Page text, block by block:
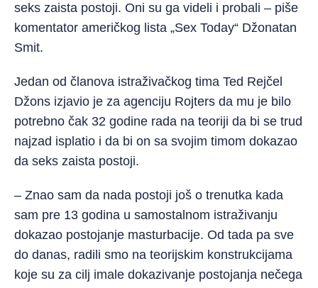
seks zaista postoji. Oni su ga videli i probali – piše
komentator američkog lista „Sex Today“ Džonatan
Smit.
Jedan od članova istraživačkog tima Ted Rejčel
Džons izjavio je za agenciju Rojters da mu je bilo
potrebno čak 32 godine rada na teoriji da bi se trud
najzad isplatio i da bi on sa svojim timom dokazao
da seks zaista postoji.
– Znao sam da nada postoji još o trenutka kada
sam pre 13 godina u samostalnom istraživanju
dokazao postojanje masturbacije. Od tada pa sve
do danas, radili smo na teorijskim konstrukcijama
koje su za cilj imale dokazivanje postojanja nečega